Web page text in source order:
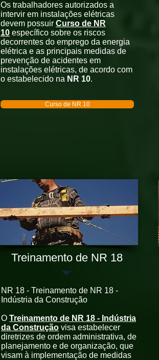
Os trabalhadores autorizados a
intervir em instalações elétricas
devem possuir Curso de NR
10 específico sobre os riscos
decorrentes do emprego da energia
elétrica e as principais medidas de
prevenção de acidentes em
instalações elétricas, de acordo com
o estabelecido na NR 10.
Curso de NR 10
Treinamento de NR 18
NR 18 - Treinamento de NR 18 -
Indústria da Construção
O Treinamento de NR 18 - Indústria
da Construção visa estabelecer
diretrizes de ordem administrativa, de
planejamento e de organização, que
visam à implementação de medidas